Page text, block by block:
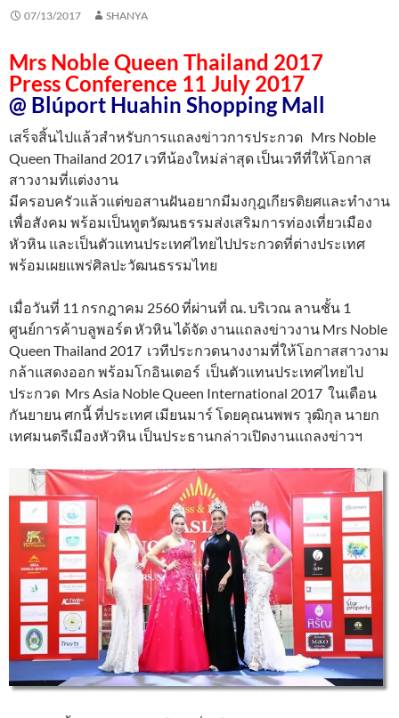
07/13/2017 SHANYA
Mrs Noble Queen Thailand 2017
Press Conference 11 July 2017
@ Blúport Huahin Shopping Mall
เสร็จสิ้นไปแล้วสำหรับการแถลงข่าวการประกวด Mrs Noble
Queen Thailand 2017 เวทีน้องใหม่ล่าสุด เป็นเวทีที่ให้โอกาส
สาวงามที่แต่งงาน
มีครอบครัวแล้วแต่ขอสานฝันอยากมีมงกุฎเกียรติยศและทำงาน
เพื่อสังคม พร้อมเป็นทูตวัฒนธรรมส่งเสริมการท่องเที่ยวเมือง
หัวหิน และเป็นตัวแทนประเทศไทยไปประกวดที่ต่างประเทศ
พร้อมเผยแพร่ศิลปะวัฒนธรรมไทย
เมื่อวันที่ 11 กรกฎาคม 2560 ที่ผ่านที่ ณ. บริเวณ ลานชั้น 1
ศูนย์การค้าบลูพอร์ต หัวหิน ได้จัด งานแถลงข่าวงาน Mrs Noble
Queen Thailand 2017 เวทีประกวดนางงามที่ให้โอกาสสาวงาม
กล้าแสดงออก พร้อมโกอินเตอร์ เป็นตัวแทนประเทศไทยไป
ประกวด Mrs Asia Noble Queen International 2017 ในเดือน
กันยายน ศกนี้ ที่ประเทศ เมียนมาร์ โดยคุณนพพร วุฒิกุล นายก
เทศมนตรีเมืองหัวหิน เป็นประธานกล่าวเปิดงานแถลงข่าวฯ